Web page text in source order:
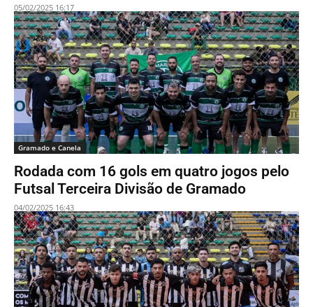
05/02/2025 16:17
Gramado e Canela
Rodada com 16 gols em quatro jogos pelo
Futsal Terceira Divisão de Gramado
04/02/2025 16:43